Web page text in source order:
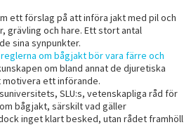
ett förslag på att införa jakt med pil och
grävling och hare. Ett stort antal
sina synpunkter.
om bågjakt bör vara färre och
om bland annat de djuretiska
ett införande.
SLU:s, vetenskapliga råd för
bågjakt, särskilt vad gäller
inget klart besked, utan rådet framhöll